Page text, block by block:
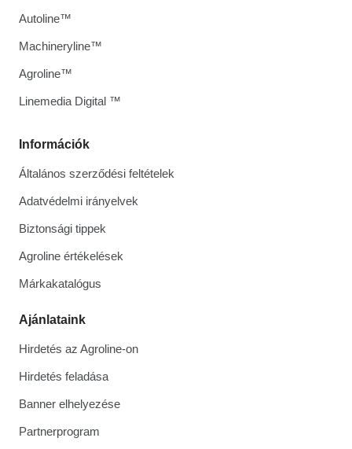
Információk
Általános szerződési feltételek
Adatvédelmi irányelvek
Biztonsági tippek
Agroline értékelések
Márkakatalógus
Ajánlataink
Hirdetés az Agroline-on
Hirdetés feladása
Banner elhelyezése
Partnerprogram
Autoline™
Machineryline™
Agroline™
Linemedia Digital ™